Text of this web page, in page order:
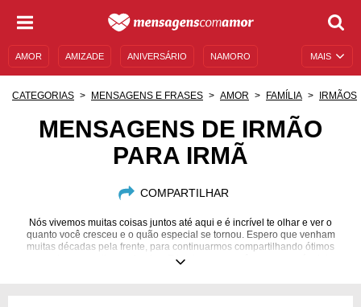
MAIS
AMOR AMIZADE ANIVERSÁRIO NAMORO
MENSAGENS E FRASES MENSAGENS DE ANIVERSÁRIO
CATEGORIAS MENSAGENS E FRASES AMOR FAMÍLIA IRMÃOS
MENSAGENS DE IRMÃO
PARA IRMÃ
COMPARTILHAR
Nós vivemos muitas coisas juntos até aqui e é incrível te olhar e ver o
quanto você cresceu e o quão especial se tornou. Espero que venham
muitas décadas pela frente, para continuarmos compartilhando ótimos
momentos, conselhos e risadas. E lembre que você sempre será minha